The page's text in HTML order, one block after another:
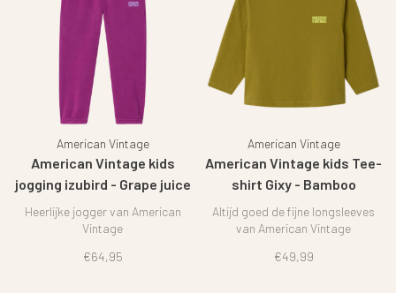
American Vintage
American Vintage kids
jogging izubird - Grape juice
Heerlijke jogger van American
Vintage
€64,95
American Vintage
American Vintage kids Tee-
shirt Gixy - Bamboo
Altijd goed de fijne longsleeves
van American Vintage
€49,99